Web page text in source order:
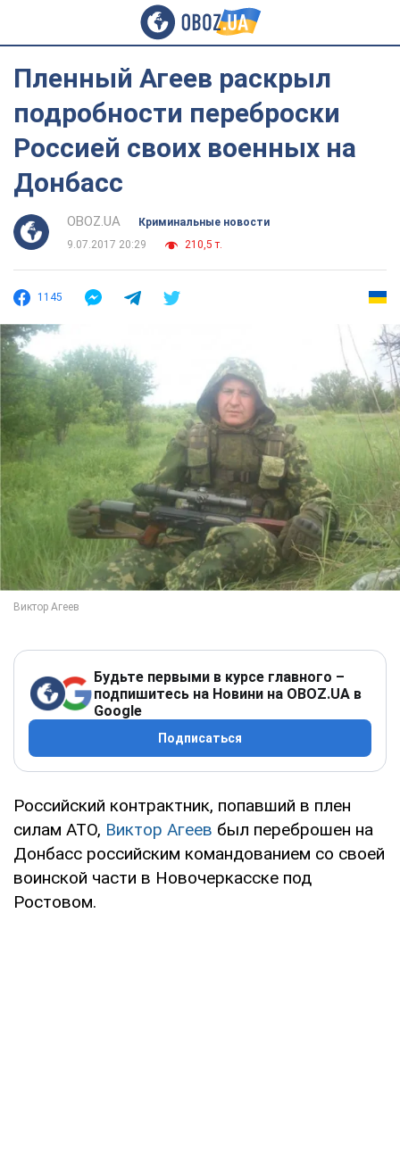
Пленный Агеев раскрыл
подробности переброски
Россией своих военных на
Донбасс
OBOZ.UA
Криминальные новости
9.07.2017 20:29
210,5 т.
1145
Будьте первыми в курсе главного –
подпишитесь на Новини на OBOZ.UA в
Google
Подписаться
Российский контрактник, попавший в плен
силам АТО, Виктор Агеев был переброшен на
Донбасс российским командованием со своей
воинской части в Новочеркасске под
Ростовом.